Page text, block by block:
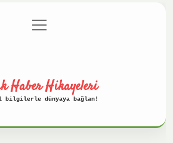
Gizlilik Politikası
menüyü
aç
Haber Hikayeleri
bilgilerle dünyaya bağlan!